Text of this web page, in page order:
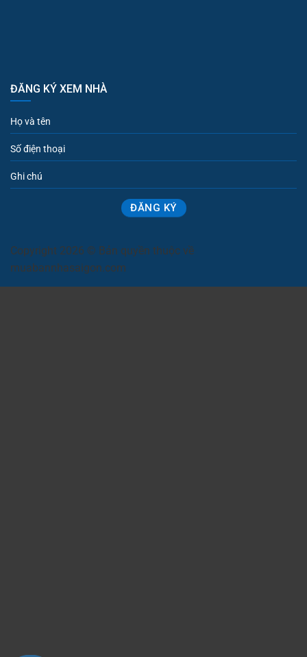
ĐĂNG KÝ XEM NHÀ
Copyright 2026 © Bản quyền thuộc về
muabannhasaigon.com